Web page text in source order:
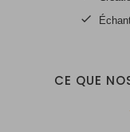
CE QUE